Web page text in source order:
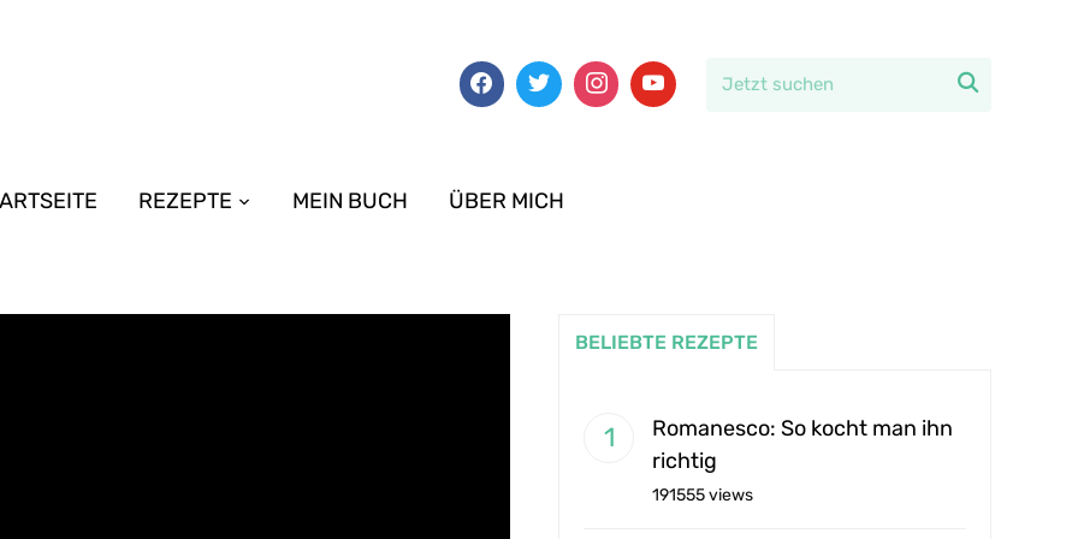

REZEPTE MEIN BUCH ÜBER MICH
BELIEBTE REZEPTE
Romanesco: So kocht man ihn
richtig
191555 views